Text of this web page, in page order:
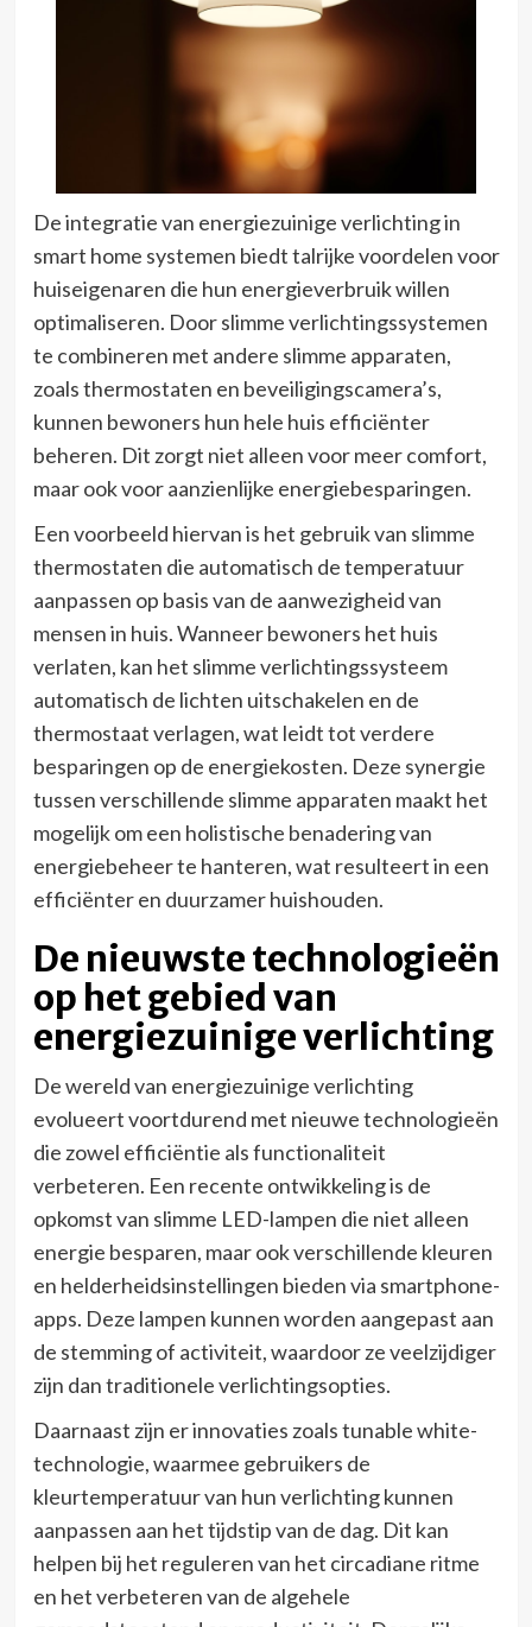
De integratie van energiezuinige verlichting in
smart home systemen biedt talrijke voordelen voor
huiseigenaren die hun energieverbruik willen
optimaliseren. Door slimme verlichtingssystemen
te combineren met andere slimme apparaten,
zoals thermostaten en beveiligingscamera’s,
kunnen bewoners hun hele huis efficiënter
beheren. Dit zorgt niet alleen voor meer comfort,
maar ook voor aanzienlijke energiebesparingen.
Een voorbeeld hiervan is het gebruik van slimme
thermostaten die automatisch de temperatuur
aanpassen op basis van de aanwezigheid van
mensen in huis. Wanneer bewoners het huis
verlaten, kan het slimme verlichtingssysteem
automatisch de lichten uitschakelen en de
thermostaat verlagen, wat leidt tot verdere
besparingen op de energiekosten. Deze synergie
tussen verschillende slimme apparaten maakt het
mogelijk om een holistische benadering van
energiebeheer te hanteren, wat resulteert in een
efficiënter en duurzamer huishouden.
De nieuwste technologieën
op het gebied van
energiezuinige verlichting
De wereld van energiezuinige verlichting
evolueert voortdurend met nieuwe technologieën
die zowel efficiëntie als functionaliteit
verbeteren. Een recente ontwikkeling is de
opkomst van slimme LED-lampen die niet alleen
energie besparen, maar ook verschillende kleuren
en helderheidsinstellingen bieden via smartphone-
apps. Deze lampen kunnen worden aangepast aan
de stemming of activiteit, waardoor ze veelzijdiger
zijn dan traditionele verlichtingsopties.
Daarnaast zijn er innovaties zoals tunable white-
technologie, waarmee gebruikers de
kleurtemperatuur van hun verlichting kunnen
aanpassen aan het tijdstip van de dag. Dit kan
helpen bij het reguleren van het circadiane ritme
en het verbeteren van de algehele